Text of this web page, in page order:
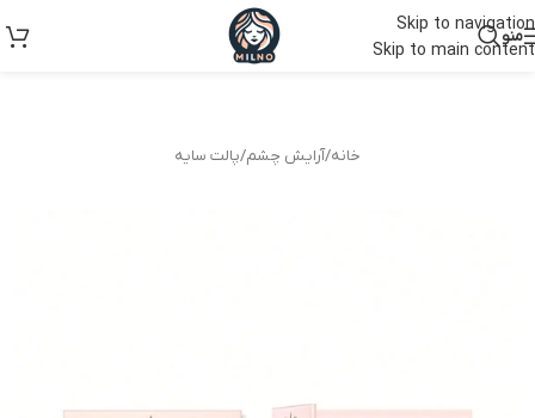
Skip to navigation
Skip to main content
منو
خانه/آرایش چشم/پالت سایه